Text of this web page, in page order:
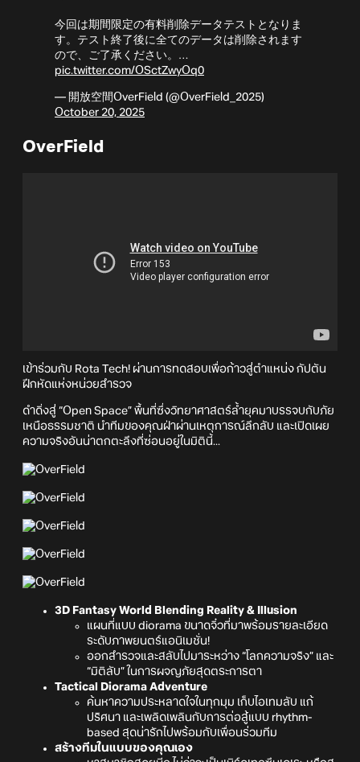
今回は期間限定の有料削除データテストとなりま
す。テスト終了後に全てのデータは削除されます
ので、ご了承ください。…
pic.twitter.com/OSctZwyOq0
— 開放空間OverField (@OverField_2025)
October 20, 2025
OverField
เข้าร่วมกับ Rota Tech! ผ่านการทดสอบเพื่อก้าวสู่ตำแหน่ง กัปตัน
ฝึกหัดแห่งหน่วยสำรวจ
ดำดิ่งสู่ “Open Space” พื้นที่ซึ่งวิทยาศาสตร์ล้ำยุคมาบรรจบกับภัย
เหนือธรรมชาติ นำทีมของคุณฝ่าผ่านเหตุการณ์ลึกลับ และเปิดเผย
ความจริงอันน่าตกตะลึงที่ซ่อนอยู่ในมิตินี้...
3D Fantasy World Blending Reality & Illusion
แผนที่แบบ diorama ขนาดจิ๋วที่มาพร้อมรายละเอียด
ระดับภาพยนตร์แอนิเมชั่น!
ออกสำรวจและสลับไปมาระหว่าง “โลกความจริง” และ
“มิติลับ” ในการผจญภัยสุดตระการตา
Tactical Diorama Adventure
ค้นหาความประหลาดใจในทุกมุม เก็บไอเทมลับ แก้
ปริศนา และเพลิดเพลินกับการต่อสู้แบบ rhythm-
based สุดน่ารักไปพร้อมกับเพื่อนร่วมทีม
สร้างทีมในแบบของคุณเอง